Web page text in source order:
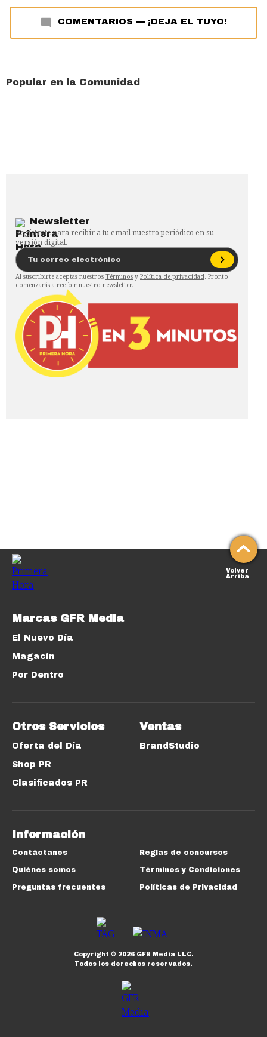
COMENTARIOS — ¡DEJA EL TUYO!
Popular en la Comunidad
Newsletter
Regístrate para recibir a tu email nuestro periódico en su
versión digital.
Al suscribirte aceptas nuestros Términos y Política de privacidad. Pronto
comenzarás a recibir nuestro newsletter.
Volver
Arriba
Marcas GFR Media
El Nuevo Día
Magacín
Por Dentro
Otros Servicios
Oferta del Día
Shop PR
Clasificados PR
Ventas
BrandStudio
Información
Contáctanos
Quiénes somos
Preguntas frecuentes
Reglas de concursos
Términos y Condiciones
Políticas de Privacidad
Copyright © 2026GFR Media LLC.
Todos los derechos reservados.